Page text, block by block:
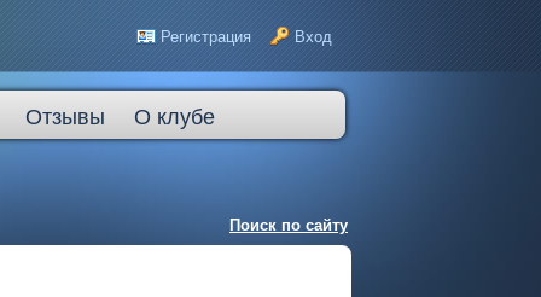
Регистрация Вход
Отзывы О клубе
Поиск по сайту